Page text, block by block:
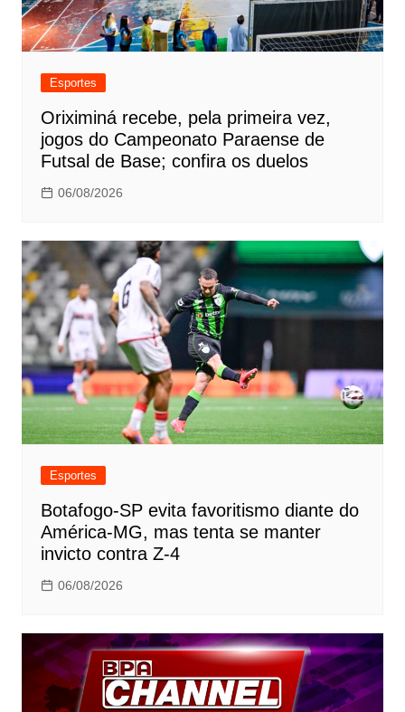
Esportes
Oriximiná recebe, pela primeira vez,
jogos do Campeonato Paraense de
Futsal de Base; confira os duelos
06/08/2026
Esportes
Botafogo-SP evita favoritismo diante do
América-MG, mas tenta se manter
invicto contra Z-4
06/08/2026